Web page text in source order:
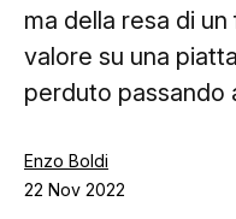
Contatti
ma della resa di
valore su una
perduto passando
Enzo Boldi
22 Nov 2022